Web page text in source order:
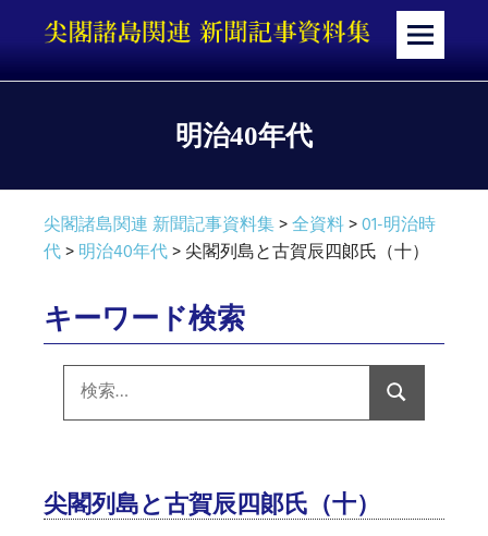
テ
メ
明治40年代
尖閣諸島関連 新聞記事資料集>全資料>01-明治時
代>明治40年代>尖閣列島と古賀辰四郞氏（十）
キーワード検索
索:
検
索
尖閣列島と古賀辰四郞氏（十）